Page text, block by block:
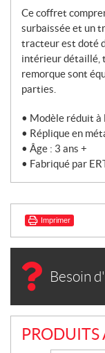
remorque
surbaissée
l'échelle
1:64
(ZFN44278)
Ce coffret
surbaissée et un
tracteur est doté
intérieur détaillé,
remorque sont
parties.
• Modèle réduit à
• Réplique en
• Âge : 3 ans +
• Fabriqué par
Imprimer
Besoin
PRODUITS